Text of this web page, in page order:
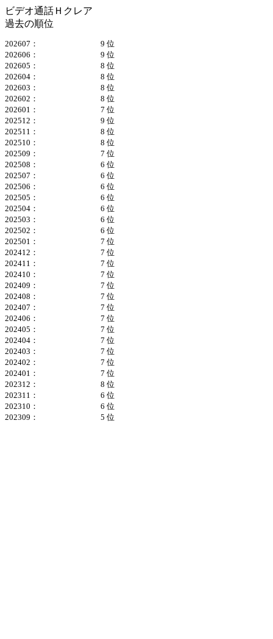
ビデオ通話Ｈクレア
過去の順位
202607：
9 位
202606：
9 位
202605：
8 位
202604：
8 位
202603：
8 位
202602：
8 位
202601：
7 位
202512：
9 位
202511：
8 位
202510：
8 位
202509：
7 位
202508：
6 位
202507：
6 位
202506：
6 位
202505：
6 位
202504：
6 位
202503：
6 位
202502：
6 位
202501：
7 位
202412：
7 位
202411：
7 位
202410：
7 位
202409：
7 位
202408：
7 位
202407：
7 位
202406：
7 位
202405：
7 位
202404：
7 位
202403：
7 位
202402：
7 位
202401：
7 位
202312：
8 位
202311：
6 位
202310：
6 位
202309：
5 位